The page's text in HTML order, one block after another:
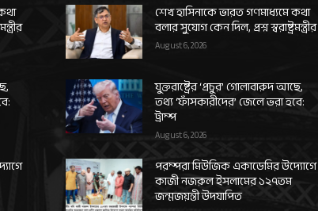
শেখ হাসিনাকে ভারত গণমাধ্যমে কথা
বলার সুযোগ কেন দিল, প্রশ্ন স্বরাষ্ট্রমন্ত্রীর
August 6, 2026
যুক্তরাষ্ট্রের ‘প্রচুর’ গোলাবারুদ আছে,
তথ্য ‘ফাঁসকারীদের’ জেলে ভরা হবে:
ট্রাম্প
August 6, 2026
পরম্পরা মিউজিক একাডেমির উদ্যোগে
কাজী নজরুল ইসলামের ১২৭তম
জন্মজয়ন্তী উদযাপিত